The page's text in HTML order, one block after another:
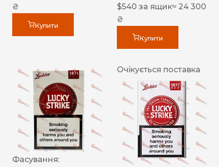
₴
Купити
$540 за ящик≈ 24 300
₴
Купити
Фасування:
Очікується поставка